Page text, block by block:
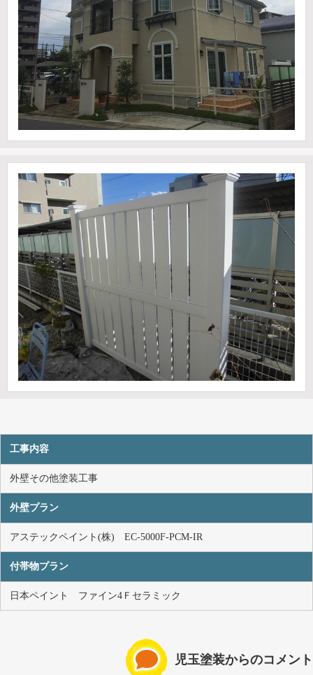
工事内容
外壁その他塗装工事
外壁プラン
アステックペイント(株) EC-5000F-PCM-IR
付帯物プラン
日本ペイント ファイン4Ｆセラミック
児玉塗装からのコメント